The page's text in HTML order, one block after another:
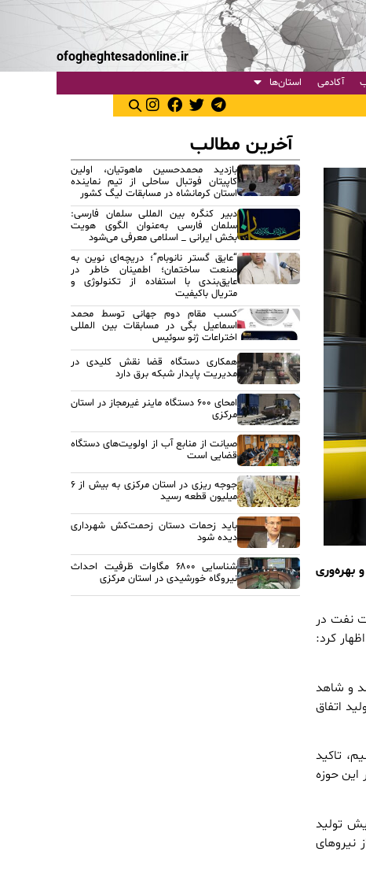
ofogheghtesadonline.ir
آکادمی استان‌ها
بهره‌وری
نفت در
کرد:
و شاهد
اتفاق
تاکید
حوزه
تولید
نیروهای
آخرین مطالب
بازدید محمدحسین ماهوتیان، اولین
کاپیتان فوتبال ساحلی از تیم نماینده
استان کرمانشاه در مسابقات لیگ کشور
دبیر کنگره بین المللی سلمان فارسی:
سلمان فارسی به‌عنوان الگوی هویت
بخش ایرانی _ اسلامی معرفی می‌شود
“عایق گستر نانوبام”؛ دریچه‌ای نوین به
صنعت ساختمان؛ اطمینان خاطر در
عایق‌بندی با استفاده از تکنولوژی و
متریال باکیفیت
کسب مقام دوم جهانی توسط محمد
اسماعیل بگی در مسابقات بین المللی
اختراعات ژنو سوئیس
همکاری دستگاه قضا نقش کلیدی در
مدیریت پایدار شبکه برق دارد
امحای ۶۰۰ دستگاه ماینر غیرمجاز در استان
مرکزی
صیانت از منابع آب از اولویت‌های دستگاه
قضایی است
جوجه ریزی در استان مرکزی به بیش از ۶
میلیون قطعه رسید
باید زحمات دستان زحمت‌کش شهرداری
دیده شود
شناسایی ۶۸۰۰ مگاوات ظرفیت احداث
نیروگاه خورشیدی در استان مرکزی